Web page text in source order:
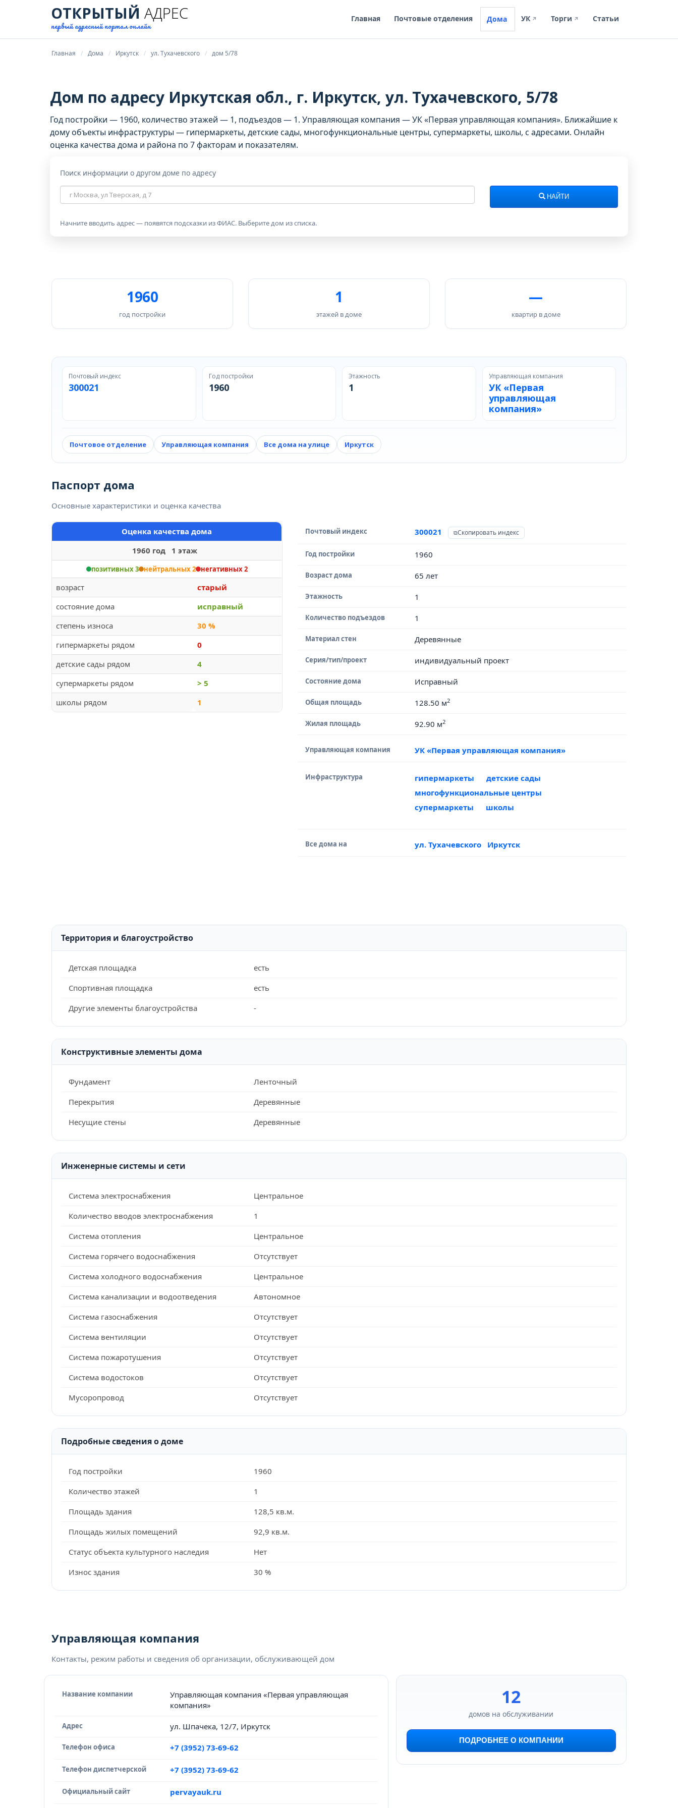
ОТКРЫТЫЙ АДРЕС
первый адресный портал онлайн
Главная Почтовые отделения Дома УК ↗ Торги ↗ Статьи
Главная Дома Иркутск ул. Тухачевского дом 5/78
Дом по адресу Иркутская обл., г. Иркутск, ул. Тухачевского, 5/78
Год постройки — 1960, количество этажей — 1, подъездов — 1. Управляющая компания — УК «Первая управляющая компания». Ближайшие к
дому объекты инфраструктуры — гипермаркеты, детские сады, многофункциональные центры, супермаркеты, школы, с адресами. Онлайн
оценка качества дома и района по 7 факторам и показателям.
Поиск информации о другом доме по адресу
Адрес
дома
Начните вводить адрес — появятся подсказки из ФИАС. Выберите дом из списка.
НАЙТИ
1960
год постройки
1
этажей в доме
—
квартир в доме
Почтовый индекс
300021
Год постройки
1960
Этажность
1
Управляющая компания
УК «Первая
управляющая
компания»
Почтовое отделение Управляющая компания Все дома на улице Иркутск
Паспорт дома
Основные характеристики и оценка качества
Оценка качества дома
1960 год 1 этаж
позитивных 3 нейтральных 2 негативных 2
возраст
старый
состояние дома
исправный
степень износа
30 %
гипермаркеты рядом
0
детские сады рядом
4
супермаркеты рядом
> 5
школы рядом
1
Почтовый индекс 300021 Скопировать индекс
Год постройки 1960
Возраст дома 65 лет
Этажность 1
Количество подъездов 1
Материал стен Деревянные
Серия/тип/проект индивидуальный проект
Состояние дома Исправный
Общая площадь 128.50 м2
Жилая площадь 92.90 м2
Управляющая компания УК «Первая управляющая компания»
Инфраструктура гипермаркеты
детские сады
многофункциональные центры
супермаркеты
школы
Все дома на ул. Тухачевского Иркутск
Территория и благоустройство
Детская площадка
есть
Спортивная площадка
есть
Другие элементы благоустройства
-
Конструктивные элементы дома
Фундамент
Ленточный
Перекрытия
Деревянные
Несущие стены
Деревянные
Инженерные системы и сети
Система электроснабжения
Центральное
Количество вводов электроснабжения
1
Система отопления
Центральное
Система горячего водоснабжения
Отсутствует
Система холодного водоснабжения
Центральное
Система канализации и водоотведения
Автономное
Система газоснабжения
Отсутствует
Система вентиляции
Отсутствует
Система пожаротушения
Отсутствует
Система водостоков
Отсутствует
Мусоропровод
Отсутствует
Подробные сведения о доме
Год постройки
1960
Количество этажей
1
Площадь здания
128,5 кв.м.
Площадь жилых помещений
92,9 кв.м.
Статус объекта культурного наследия
Нет
Износ здания
30 %
Управляющая компания
Контакты, режим работы и сведения об организации, обслуживающей дом
Название компании
Управляющая компания «Первая управляющая
компания»
Адрес ул. Шпачека, 12/7, Иркутск
Телефон офиса +7 (3952) 73-69-62
Телефон диспетчерской +7 (3952) 73-69-62
Официальный сайт pervayauk.ru
12
домов на обслуживании
ПОДРОБНЕЕ О КОМПАНИИ